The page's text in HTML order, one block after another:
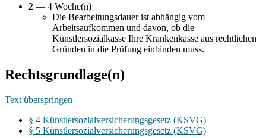
2 — 4 Woche(n)
Die Bearbeitungsdauer ist abhängig vom
Arbeitsaufkommen und davon, ob die
Künstlersozialkasse Ihre Krankenkasse aus rechtlichen
Gründen in die Prüfung einbinden muss.
Rechtsgrundlage(n)
Text überspringen
§ 4 Künstlersozialversicherungsgesetz (KSVG)
§ 5 Künstlersozialversicherungsgesetz (KSVG)